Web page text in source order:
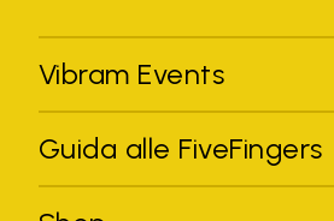
Vibram Events
Guida alle FiveFingers